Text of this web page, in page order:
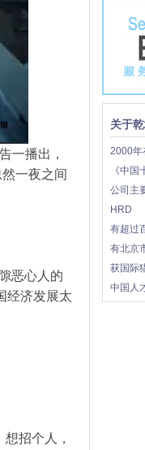
一播出，
一夜之间
恶心人的
经济发展太
招个人，
关于
2000年
《中国
公司主
HRD
有超过
有北京
获国际
中国人